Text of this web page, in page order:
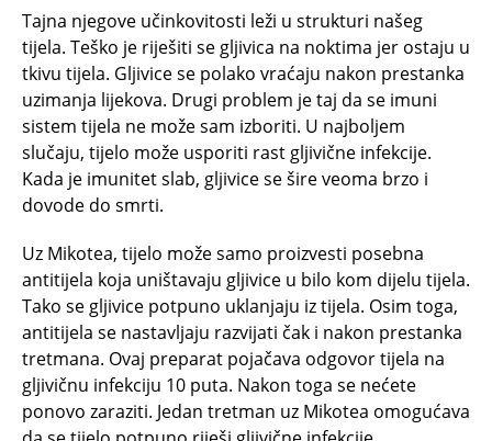
Tajna njegove učinkovitosti leži u strukturi našeg
tijela. Teško je riješiti se gljivica na noktima jer ostaju u
tkivu tijela. Gljivice se polako vraćaju nakon prestanka
uzimanja lijekova. Drugi problem je taj da se imuni
sistem tijela ne može sam izboriti. U najboljem
slučaju, tijelo može usporiti rast gljivične infekcije.
Kada je imunitet slab, gljivice se šire veoma brzo i
dovode do smrti.
Uz Mikotea, tijelo može samo proizvesti posebna
antitijela koja uništavaju gljivice u bilo kom dijelu tijela.
Tako se gljivice potpuno uklanjaju iz tijela. Osim toga,
antitijela se nastavljaju razvijati čak i nakon prestanka
tretmana. Ovaj preparat pojačava odgovor tijela na
gljivičnu infekciju 10 puta. Nakon toga se nećete
ponovo zaraziti. Jedan tretman uz Mikotea omogućava